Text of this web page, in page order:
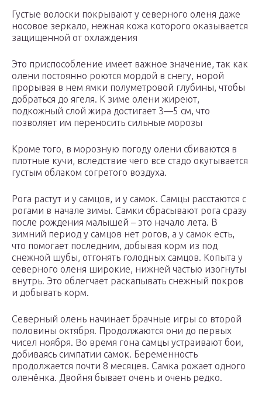
Густые волоски покрывают у северного оленя даже
носовое зеркало, нежная кожа которого оказывается
защищенной от охлаждения
Это приспособление имеет важное значение, так как
олени постоянно роются мордой в снегу, норой
прорывая в нем ямки полуметровой глубины, чтобы
добраться до ягеля. К зиме олени жиреют,
подкожный слой жира достигает 3—5 см, что
позволяет им переносить сильные морозы
Кроме того, в морозную погоду олени сбиваются в
плотные кучи, вследствие чего все стадо окутывается
густым облаком согретого воздуха.
Рога растут и у самцов, и у самок. Самцы расстаются с
рогами в начале зимы. Самки сбрасывают рога сразу
после рождения малышей – это начало лета. В
зимний период у самцов нет рогов, а у самок есть,
что помогает последним, добывая корм из под
снежной шубы, отгонять голодных самцов. Копыта у
северного оленя широкие, нижней частью изогнуты
внутрь. Это облегчает раскапывать снежный покров
и добывать корм.
Северный олень начинает брачные игры со второй
половины октября. Продолжаются они до первых
чисел ноября. Во время гона самцы устраивают бои,
добиваясь симпатии самок. Беременность
продолжается почти 8 месяцев. Самка рожает одного
оленёнка. Двойня бывает очень и очень редко.